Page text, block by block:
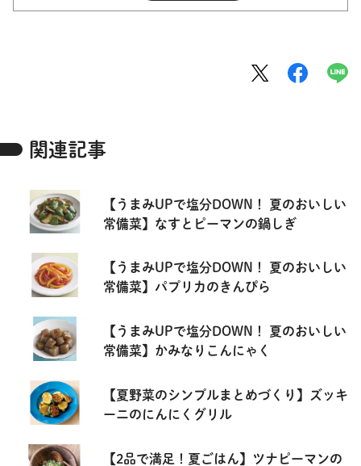
関連記事
【うまみUPで塩分DOWN！ 夏のおいしい
常備菜】なすとピーマンの鍋しぎ
【うまみUPで塩分DOWN！ 夏のおいしい
常備菜】パプリカのきんぴら
【うまみUPで塩分DOWN！ 夏のおいしい
常備菜】かみなりこんにゃく
【夏野菜のシンプルまとめづくり】ズッキ
ーニのにんにくグリル
【2品で満足！夏ごはん】ツナピーマンの